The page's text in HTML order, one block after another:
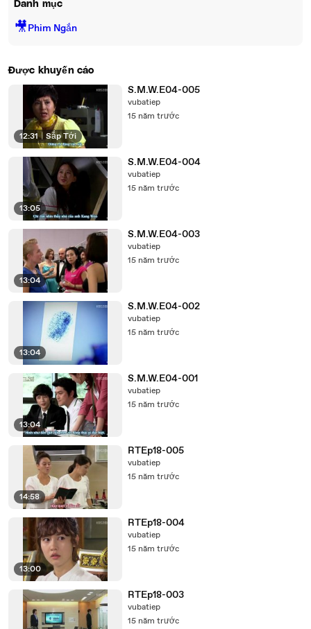
Danh mục
🎥Phim Ngắn
Được khuyến cáo
12:31 | Sắp Tới
S.M.W.E04-005
vubatiep
15 năm trước
13:05
S.M.W.E04-004
vubatiep
15 năm trước
13:04
S.M.W.E04-003
vubatiep
15 năm trước
13:04
S.M.W.E04-002
vubatiep
15 năm trước
13:04
S.M.W.E04-001
vubatiep
15 năm trước
14:58
RTEp18-005
vubatiep
15 năm trước
13:00
RTEp18-004
vubatiep
15 năm trước
RTEp18-003
vubatiep
15 năm trước